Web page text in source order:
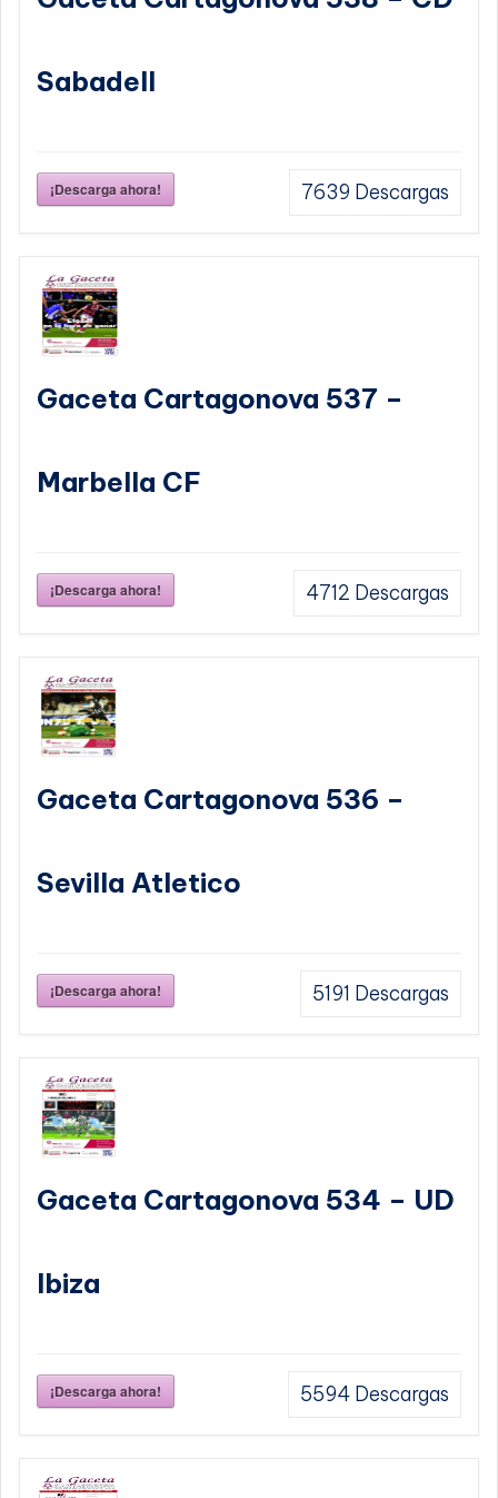
Sabadell
¡Descarga ahora! 7639 Descargas
Gaceta Cartagonova 537 –
Marbella CF
¡Descarga ahora! 4712 Descargas
Gaceta Cartagonova 536 –
Sevilla Atletico
¡Descarga ahora! 5191 Descargas
Gaceta Cartagonova 534 – UD
Ibiza
¡Descarga ahora! 5594 Descargas